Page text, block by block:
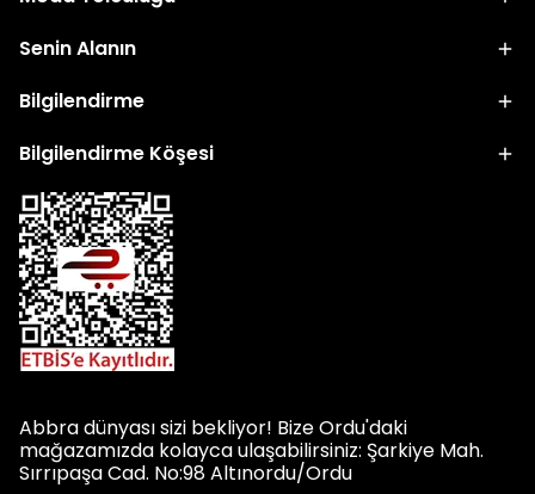
Senin Alanın
Bilgilendirme
Bilgilendirme Köşesi
Abbra dünyası sizi bekliyor! Bize Ordu'daki
mağazamızda kolayca ulaşabilirsiniz: Şarkiye Mah.
Sırrıpaşa Cad. No:98 Altınordu/Ordu